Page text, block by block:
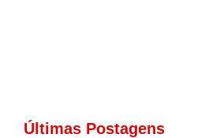
Últimas Postagens